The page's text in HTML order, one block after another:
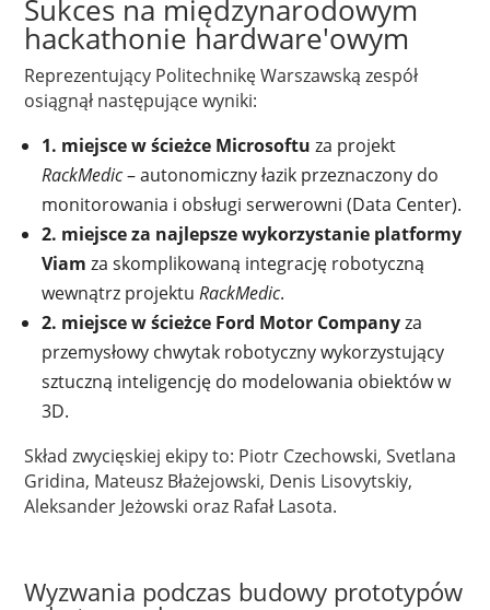
Sukces na międzynarodowym
hackathonie hardware'owym
Reprezentujący Politechnikę Warszawską zespół
osiągnął następujące wyniki:
1. miejsce w ścieżce Microsoftu za projekt
RackMedic– autonomiczny łazik przeznaczony do
monitorowania i obsługi serwerowni (Data Center).
2. miejsce za najlepsze wykorzystanie platformy
Viam za skomplikowaną integrację robotyczną
wewnątrz projektuRackMedic.
2. miejsce w ścieżce Ford Motor Companyza
przemysłowy chwytak robotyczny wykorzystujący
sztuczną inteligencję do modelowania obiektów w
3D.
Skład zwycięskiej ekipy to: Piotr Czechowski, Svetlana
Gridina, Mateusz Błażejowski, Denis Lisovytskiy,
Aleksander Jeżowski oraz Rafał Lasota.
Wyzwania podczas budowy prototypów